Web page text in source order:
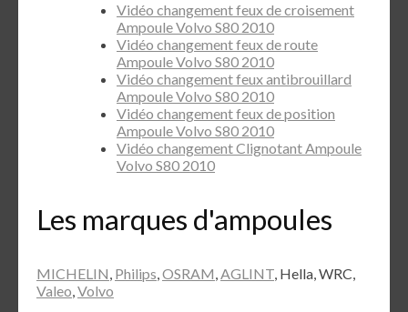
Vidéo changement feux de croisement
Ampoule Volvo S80 2010
Vidéo changement feux de route
Ampoule Volvo S80 2010
Vidéo changement feux antibrouillard
Ampoule Volvo S80 2010
Vidéo changement feux de position
Ampoule Volvo S80 2010
Vidéo changement Clignotant Ampoule
Volvo S80 2010
Les marques d'ampoules
MICHELIN, Philips,OSRAM,AGLINT, Hella, WRC,
Valeo,Volvo